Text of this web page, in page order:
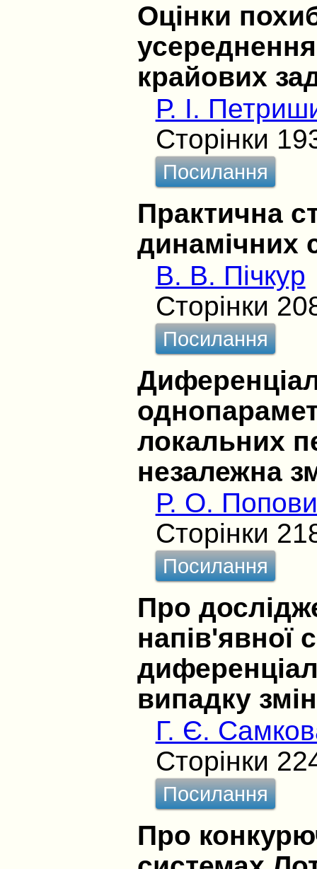
Оцінки
крайових
Р. І.
Сторінки
Посилання
Практична
динамічних
В. В. Пічкур
Сторінки
Посилання
локальних
незалежна
Р. О.
Сторінки
Посилання
Про
напів'явної
випадку
Г. Є.
Сторінки
Посилання
Про